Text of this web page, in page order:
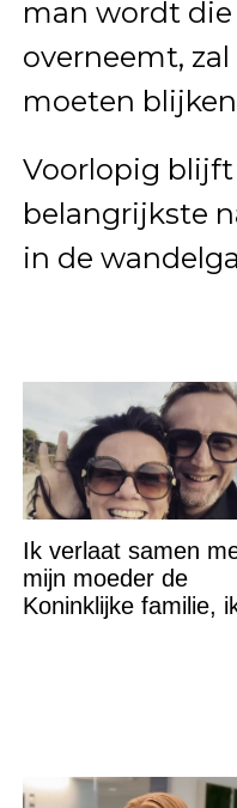
man wordt
overneemt,
moeten
Voorlopig
belangrijkste
in de
Ik verlaat samen
mijn moeder de
Koninklijke familie,